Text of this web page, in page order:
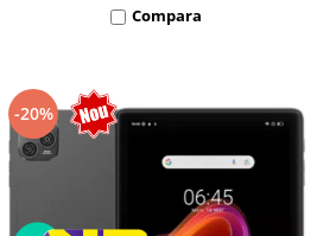
Compara
-20%